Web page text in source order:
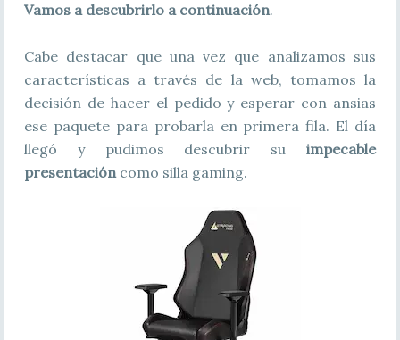
Vamos a descubrirlo a continuación.
Cabe destacar que una vez que analizamos sus
características a través de la web, tomamos la
decisión de hacer el pedido y esperar con ansias
ese paquete para probarla en primera fila. El día
llegó y pudimos descubrir suimpecable
presentacióncomo silla gaming.